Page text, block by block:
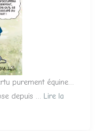
purement équine…
depuis … Lire la